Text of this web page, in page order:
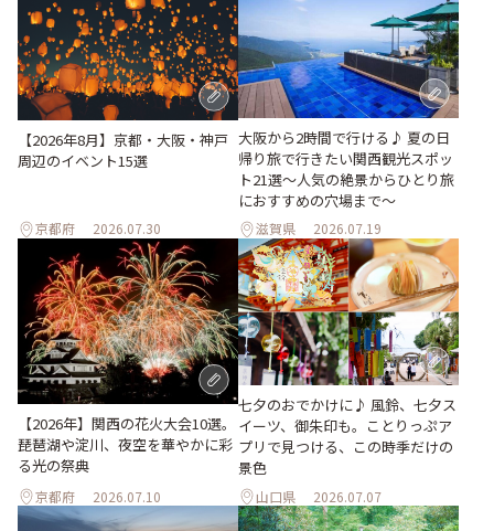
【2026年8月】京都・大阪・神戸
周辺のイベント15選
京都府 2026.07.30
大阪から2時間で行ける♪ 夏の日
帰り旅で行きたい関西観光スポッ
ト21選～人気の絶景からひとり旅
におすすめの穴場まで～
滋賀県 2026.07.19
【2026年】関西の花火大会10選。
琵琶湖や淀川、夜空を華やかに彩
る光の祭典
京都府 2026.07.10
七夕のおでかけに♪ 風鈴、七夕ス
イーツ、御朱印も。ことりっぷア
プリで見つける、この時季だけの
景色
山口県 2026.07.07